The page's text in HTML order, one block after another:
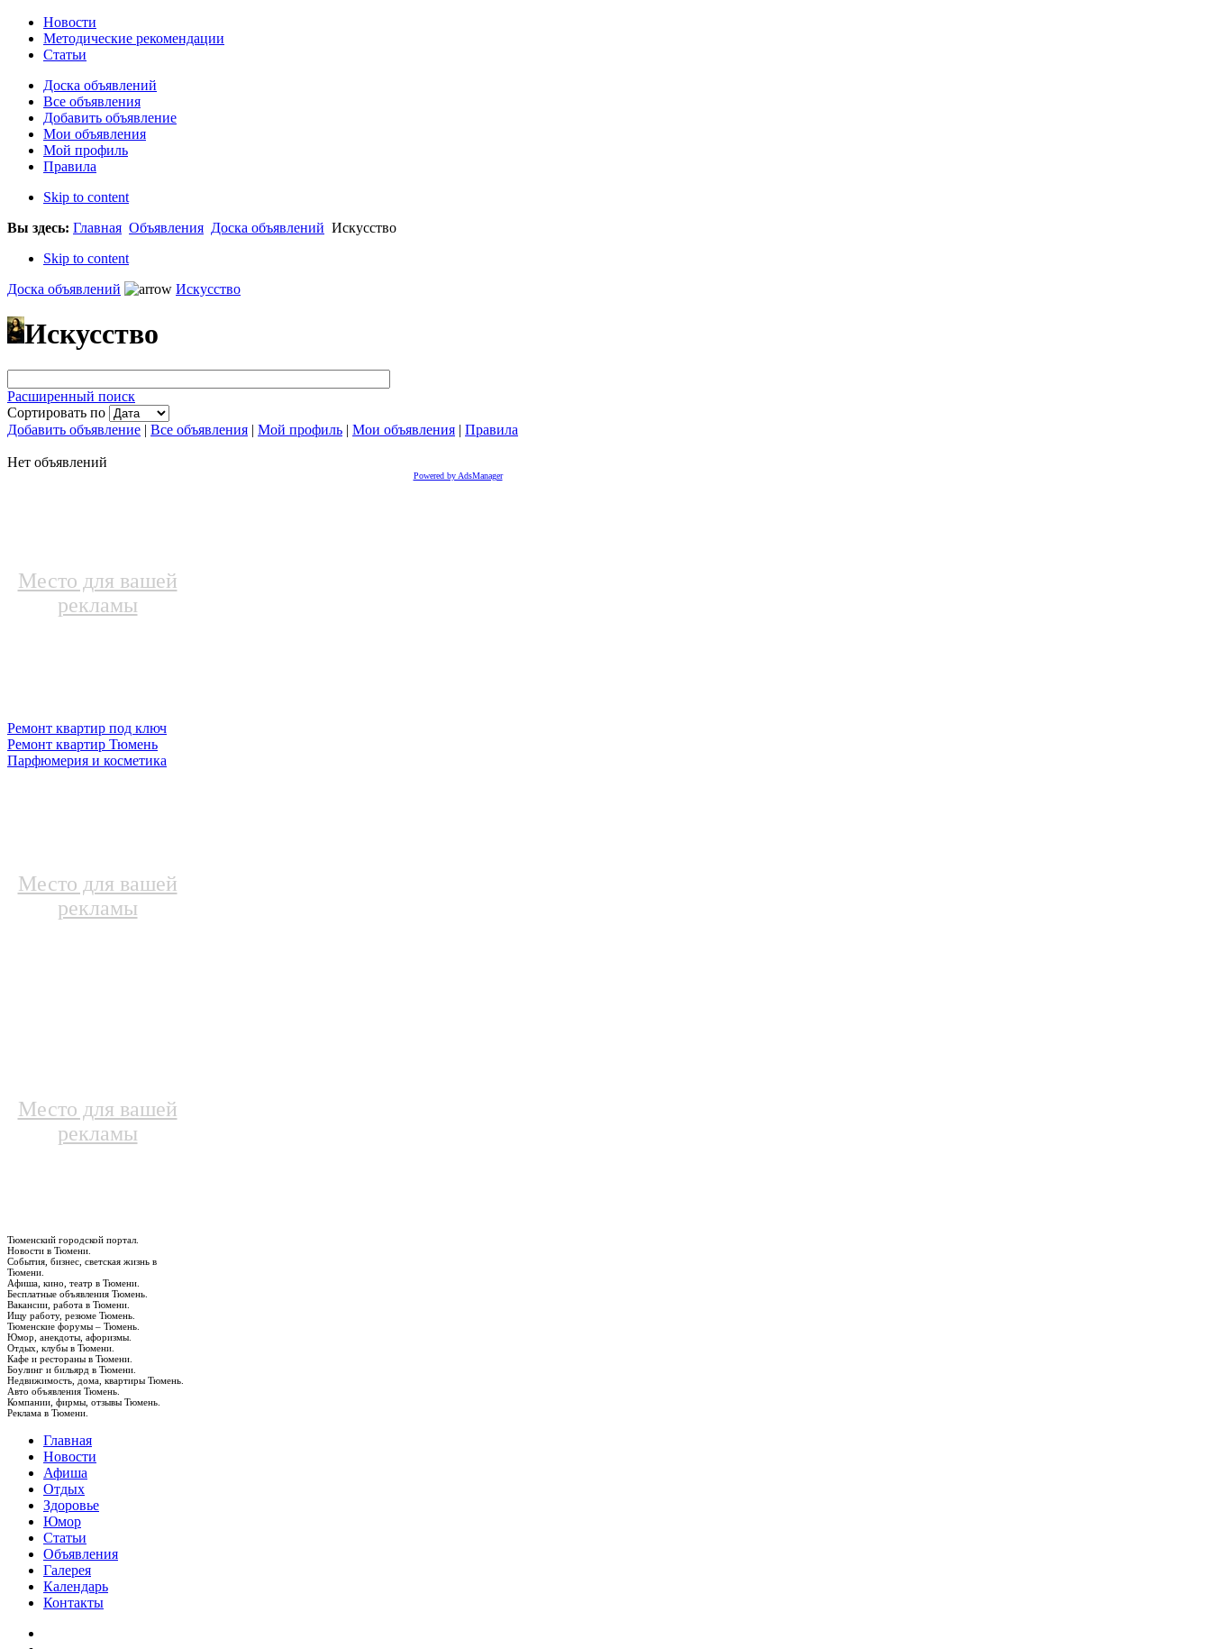
Новости
Методические рекомендации
Статьи
Доска объявлений
Все объявления
Добавить объявление
Мои объявления
Мой профиль
Правила
Skip to content
Вы здесь: Главная Объявления Доска объявлений Искусство
Skip to content
Доска объявлений
Искусство
Искусство
Расширенный поиск
Сортировать по
Добавить объявление | Все объявления | Мой профиль | Мои объявления | Правила
Нет объявлений
Powered by AdsManager
Место для вашей
рекламы
Ремонт квартир под ключ
Ремонт квартир Тюмень
Парфюмерия и косметика
Место для вашей
рекламы
Место для вашей
рекламы
Тюменский городской портал.
Новости в Тюмени.
События, бизнес, светская жизнь в
Тюмени.
Афиша, кино, театр в Тюмени.
Бесплатные объявления Тюмень.
Вакансии, работа в Тюмени.
Ищу работу, резюме Тюмень.
Тюменские форумы – Тюмень.
Юмор, анекдоты, афоризмы.
Отдых, клубы в Тюмени.
Кафе и рестораны в Тюмени.
Боулинг и бильярд в Тюмени.
Недвижимость, дома, квартиры Тюмень.
Авто объявления Тюмень.
Компании, фирмы, отзывы Тюмень.
Реклама в Тюмени.
Главная
Новости
Афиша
Отдых
Здоровье
Юмор
Статьи
Объявления
Галерея
Календарь
Контакты